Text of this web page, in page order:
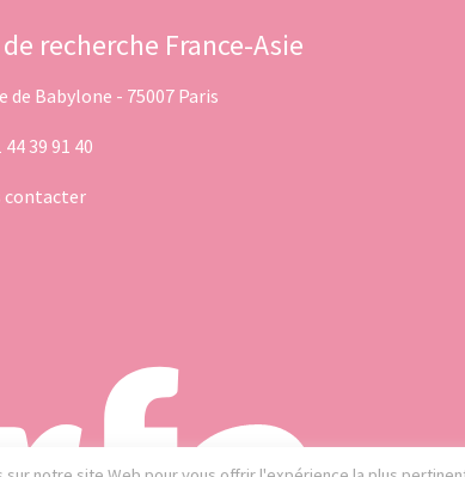
recherche France-Asie
de Babylone - 75007 Paris
44 39 91 40
contacter